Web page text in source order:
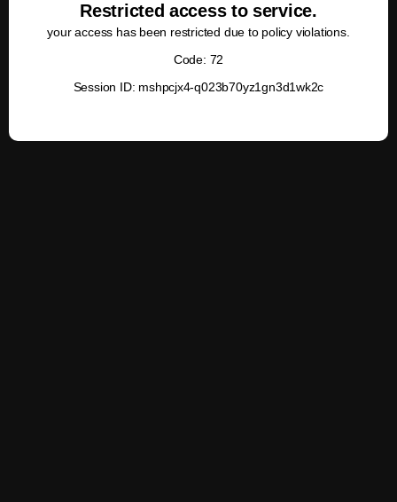
Restricted access to service.
your access has been restricted due to policy violations.
Code: 72
Session ID: mshpcjx4-q023b70yz1gn3d1wk2c